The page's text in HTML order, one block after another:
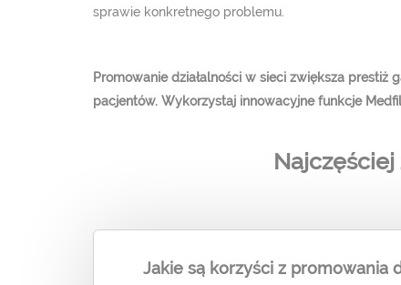
sprawie konkretnego problemu.
Promowanie działalności w sieci zwiększa
pacjentów. Wykorzystaj innowacyjne funkcje
Jakie są korzyści z promowania